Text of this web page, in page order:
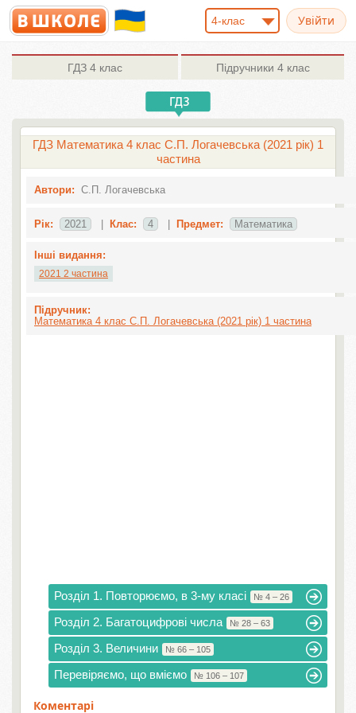
4-клас
ГДЗ 4 клас Підручники 4 клас
ГДЗ Математика 4 клас С.П. Логачевська (2021 рік) 1
частина
Автори: С.П. Логачевська
Рік: 2021 Клас: 4 Предмет: Математика
Інші видання:
2021 2 частина
Підручник:
Математика 4 клас С.П. Логачевська (2021 рік) 1 частина
Розділ 1. Повторюємо, в 3-му класі № 4 – 26
Розділ 2. Багатоцифрові числа № 28 – 63
Розділ 3. Величини № 66 – 105
Перевіряємо, що вміємо № 106 – 107